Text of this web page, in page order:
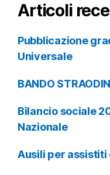
Articoli
Pubblicazione
Universale
BANDO
Bilancio sociale
Nazionale
Ausili per